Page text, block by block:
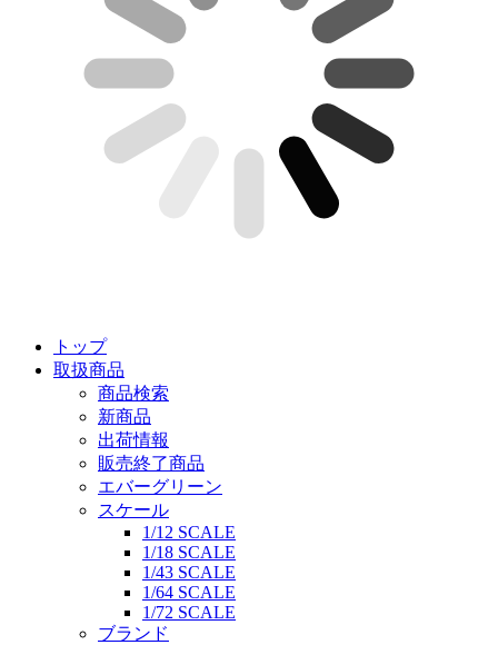
トップ
取扱商品
商品検索
新商品
出荷情報
販売終了商品
エバーグリーン
スケール
1/12 SCALE
1/18 SCALE
1/43 SCALE
1/64 SCALE
1/72 SCALE
ブランド